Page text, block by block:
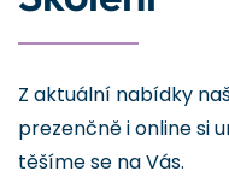
Z aktuální nabídky
prezenčně i online si
těšíme se na Vás.